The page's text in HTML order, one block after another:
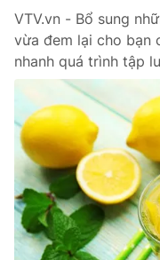
VTV.vn - Bổ sung
vừa đem lại cho bạn
nhanh quá trình tập